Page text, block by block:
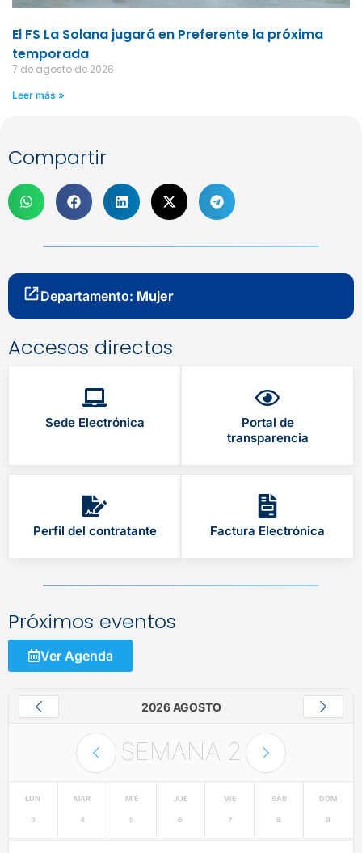
El FS La Solana jugará en Preferente la próxima
temporada
7 de agosto de 2026
Leer más »
Compartir
Departamento: Mujer
Accesos directos
Sede Electrónica
Portal de
transparencia
Perfil del contratante Factura Electrónica
Próximos eventos
Ver Agenda
2026 AGOSTO
SEMANA 2
LUN
3
MAR
4
MIÉ
5
JUE
6
VIE
7
SÁB
8
DOM
9